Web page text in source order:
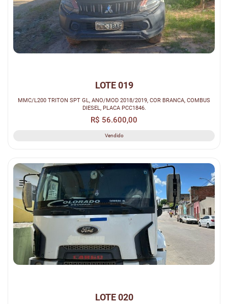
LOTE 019
MMC/L200 TRITON SPT GL, ANO/MOD 2018/2019, COR BRANCA, COMBUS
DIESEL, PLACA PCC1846.
R$ 56.600,00
Vendido
LOTE 020